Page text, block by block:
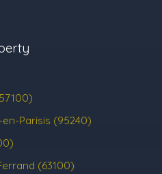
Parisis (95240)
(63100)